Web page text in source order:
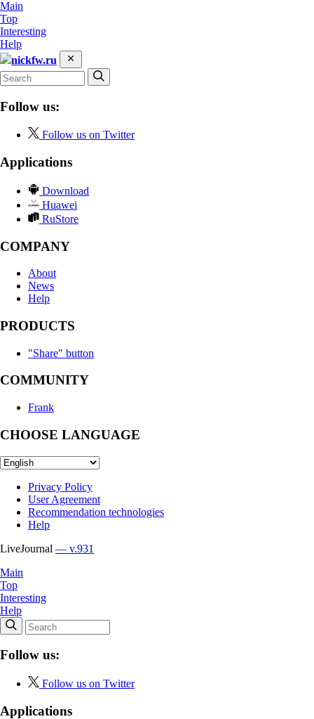
Main
Top
Interesting
Help
nickfw.ru
Follow us:
Follow us on Twitter
Applications
Download
Huawei
RuStore
COMPANY
About
News
Help
PRODUCTS
"Share" button
COMMUNITY
Frank
CHOOSE LANGUAGE
Privacy Policy
User Agreement
Recommendation technologies
Help
LiveJournal — v.931
Main
Top
Interesting
Help
Follow us:
Follow us on Twitter
Applications